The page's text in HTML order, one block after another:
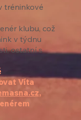
tréninkové
klubu, což
v týdnu
ostatní s
Víta
,